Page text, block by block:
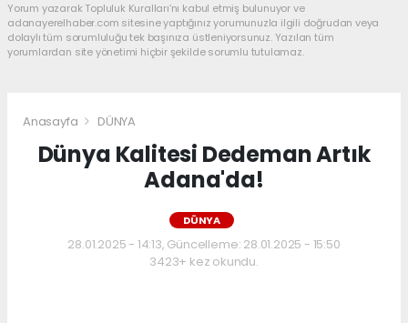
Yorum yazarak Topluluk Kuralları’nı kabul etmiş bulunuyor ve
adanayerelhaber.com sitesine yaptığınız yorumunuzla ilgili doğrudan veya
dolaylı tüm sorumluluğu tek başınıza üstleniyorsunuz. Yazılan tüm
yorumlardan site yönetimi hiçbir şekilde sorumlu tutulamaz.
Anasayfa DÜNYA
Dünya Kalitesi Dedeman Artık
Adana'da!
DÜNYA
28.01.2025 - 14:13, Güncelleme: 28.01.2025 - 15:50
3423+ kez okundu.